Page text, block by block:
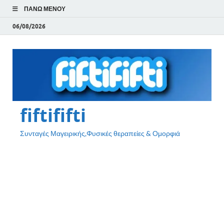
ΠΆΝΩ ΜΕΝΟΎ
06/08/2026
fiftififti
Συνταγές Μαγειρικής,Φυσικές θεραπείες & Ομορφιά